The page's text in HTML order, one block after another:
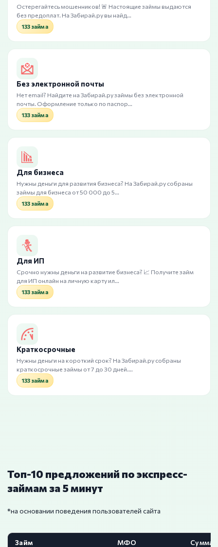
Остерегайтесь мошенников! 🚨 Настоящие займы выдаются
без предоплат. На Забирай.ру вы найд…
133 займа
Без электронной почты
Нет email? Найдите на Забирай.ру займы без электронной
почты. Оформление только по паспор…
133 займа
Для бизнеса
Нужны деньги для развития бизнеса? На Забирай.ру собраны
займы для бизнеса от 50 000 до 5…
133 займа
Для ИП
Срочно нужны деньги на развитие бизнеса? 📈 Получите займ
для ИП онлайн на личную карту ил…
133 займа
Краткосрочные
Нужны деньги на короткий срок? На Забирай.ру собраны
краткосрочные займы от 7 до 30 дней.…
133 займа
Топ-10 предложений по экспресс-
займам за 5 минут
*на основании поведения пользователей сайта
Займ МФО Сумма